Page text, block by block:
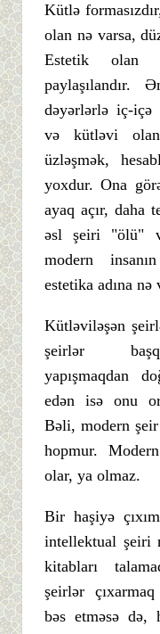
Kütlə
olan nə varsa,
Estetik olan
paylaşılandır.
dəyərlərlə iç-içə
və kütləvi
üzləşmək,
yoxdur. Ona
ayaq açır, daha
əsl şeiri "ölü"
modern
estetika adına
Kütləviləşən
şeirlər
yapışmaqdan
edən isə onu
Bəli, modern şeir
hopmur.
olar, ya olmaz.
Bir haşiyə
intellektual şeiri
kitabları
şeirlər
bəs etməsə də,